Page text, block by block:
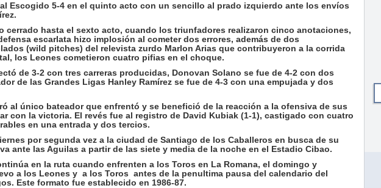
al Escogido 5-4 en el quinto acto con un sencillo al prado izquierdo ante los envíos
cerrado hasta el sexto acto, cuando los triunfadores realizaron cinco anotaciones,
escarlata hizo implosión al cometer dos errores, además de dos
(wild pitches) del relevista zurdo Marlon Arias que contribuyeron a la corrida
los Leones cometieron cuatro pifias en el choque.
de 3-2 con tres carreras producidas, Donovan Solano se fue de 4-2 con dos
de las Grandes Ligas Hanley Ramírez se fue de 4-3 con una empujada y dos
al único bateador que enfrentó y se benefició de la reacción a la ofensiva de sus
con la victoria. El revés fue al registro de David Kubiak (1-1), castigado con cuatro
en una entrada y dos tercios.
por segunda vez a la ciudad de Santiago de los Caballeros en busca de su
ante las Aguilas a partir de las siete y media de la noche en el Estadio Cibao.
en la ruta cuando enfrenten a los Toros en La Romana, el domingo y
a los Leones y a los Toros antes de la penultima pausa del calendario del
Este formato fue establecido en 1986-87.